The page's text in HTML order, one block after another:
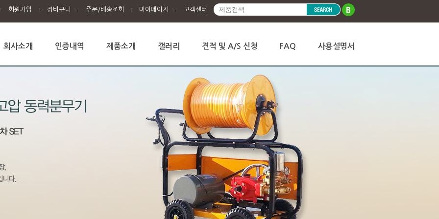
: 회원가입 : 장바구니 : 주문/배송조회 : 마이페이지 : 고객센터
회사소개 인증내역 제품소개 갤러리 견적 및 A/S 신청 FAQ 사용설명서